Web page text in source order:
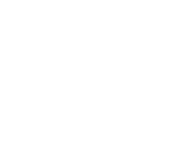
番組初出演ｷﾀ━(ﾟ∀ﾟ)━!!!!